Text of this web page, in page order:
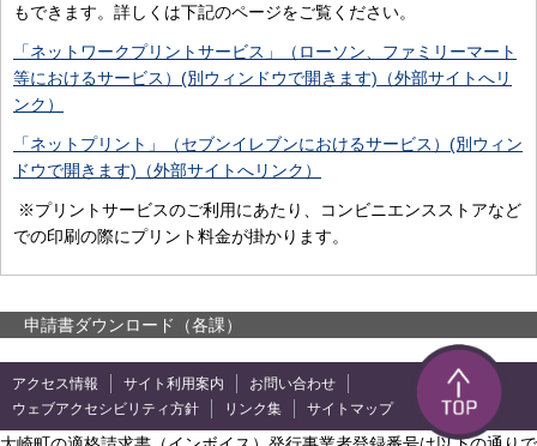
もできます。詳しくは下記のページをご覧ください。
「ネットワークプリントサービス」（ローソン、ファミリーマート
等におけるサービス）(別ウィンドウで開きます)（外部サイトへリ
ンク）
「ネットプリント」（セブンイレブンにおけるサービス）(別ウィン
ドウで開きます)（外部サイトへリンク）
※プリントサービスのご利用にあたり、コンビニエンスストアなど
での印刷の際にプリント料金が掛かります。
申請書ダウンロード（各課）
アクセス情報 サイト利用案内
お問い合わせ
ウェブアクセシビリティ方針
リンク集 サイトマップ